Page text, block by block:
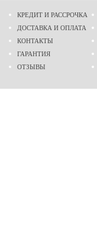
КРЕДИТ И РАССРОЧКА
ДОСТАВКА И ОПЛАТА
КОНТАКТЫ
ГАРАНТИЯ
ОТЗЫВЫ